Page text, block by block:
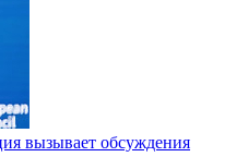
вызывает обсуждения